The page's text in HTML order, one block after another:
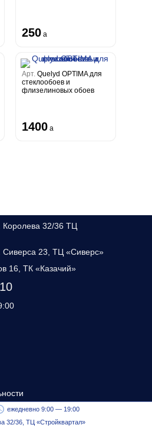
250 a
Арт. Quelyd OPTIMA для
стеклообоев и
флизелиновых обоев
1400 a
Королева 32/36 ТЦ
Сиверса 23, ТЦ «Сиверс»
16, ТК «Казачий»
ежедневно 9:00 — 19:00
32/36, ТЦ «Стройквартал»